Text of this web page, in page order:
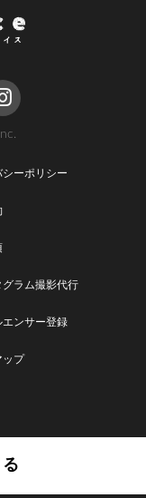
シーポリシー
グラム撮影代行
エンサー登録
ップ